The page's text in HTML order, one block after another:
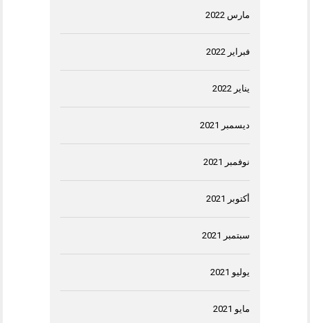
مارس 2022
فبراير 2022
يناير 2022
ديسمبر 2021
نوفمبر 2021
أكتوبر 2021
سبتمبر 2021
يوليو 2021
مايو 2021